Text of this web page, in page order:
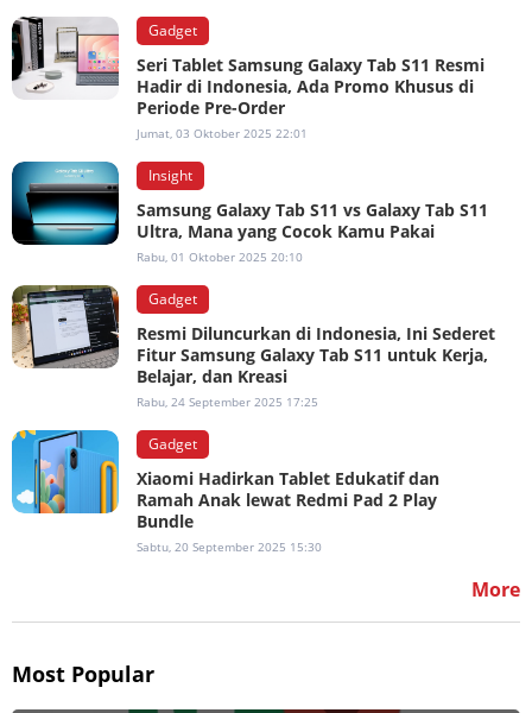
Gadget
Seri Tablet Samsung Galaxy Tab S11 Resmi
Hadir di Indonesia, Ada Promo Khusus di
Periode Pre-Order
Jumat, 03 Oktober 2025 22:01
Insight
Samsung Galaxy Tab S11 vs Galaxy Tab S11
Ultra, Mana yang Cocok Kamu Pakai
Rabu, 01 Oktober 2025 20:10
Gadget
Resmi Diluncurkan di Indonesia, Ini Sederet
Fitur Samsung Galaxy Tab S11 untuk Kerja,
Belajar, dan Kreasi
Rabu, 24 September 2025 17:25
Gadget
Xiaomi Hadirkan Tablet Edukatif dan
Ramah Anak lewat Redmi Pad 2 Play
Bundle
Sabtu, 20 September 2025 15:30
More
Most Popular